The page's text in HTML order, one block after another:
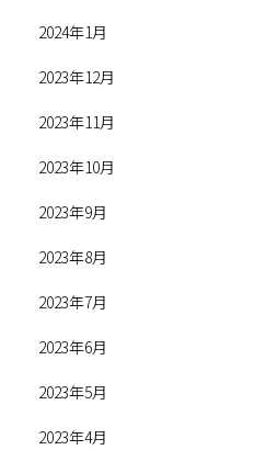
2024年1月
2023年12月
2023年11月
2023年10月
2023年9月
2023年8月
2023年7月
2023年6月
2023年5月
2023年4月